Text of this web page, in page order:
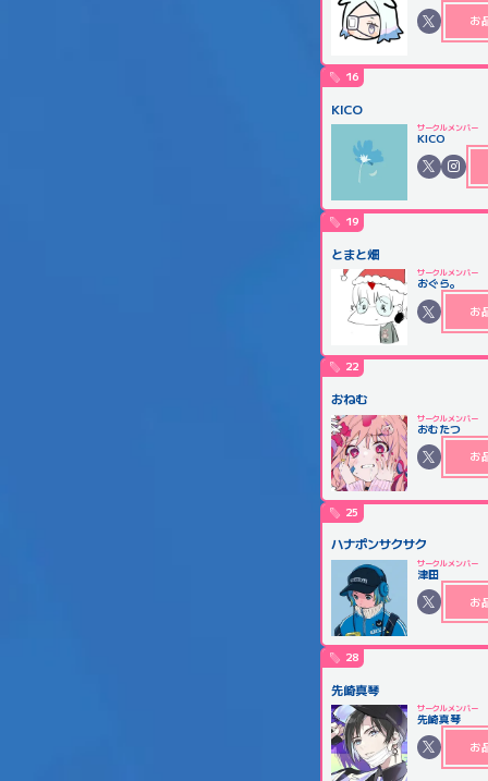
お
16
KICO
サークルメンバー
KICO
19
とまと畑
サークルメンバー
おぐら。
お
22
おねむ
サークルメンバー
おむたつ
お
25
ハナポンサクサク
サークルメンバー
津田
お
28
先崎真琴
サークルメンバー
先崎真琴
お